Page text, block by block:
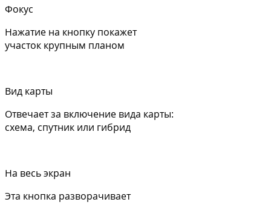
Фокус
Нажатие на кнопку покажет
участок крупным планом
Вид карты
Отвечает за включение вида карты:
схема, спутник или гибрид
На весь экран
Эта кнопка разворачивает